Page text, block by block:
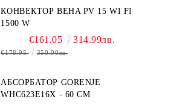
КОНВЕКТОР BEHA PV 15 WI FI
1500 W
€161.05 314.99лв.
€178.95 350.00лв.
АБСОРБАТОР GORENJE
WHC623E16X - 60 СМ